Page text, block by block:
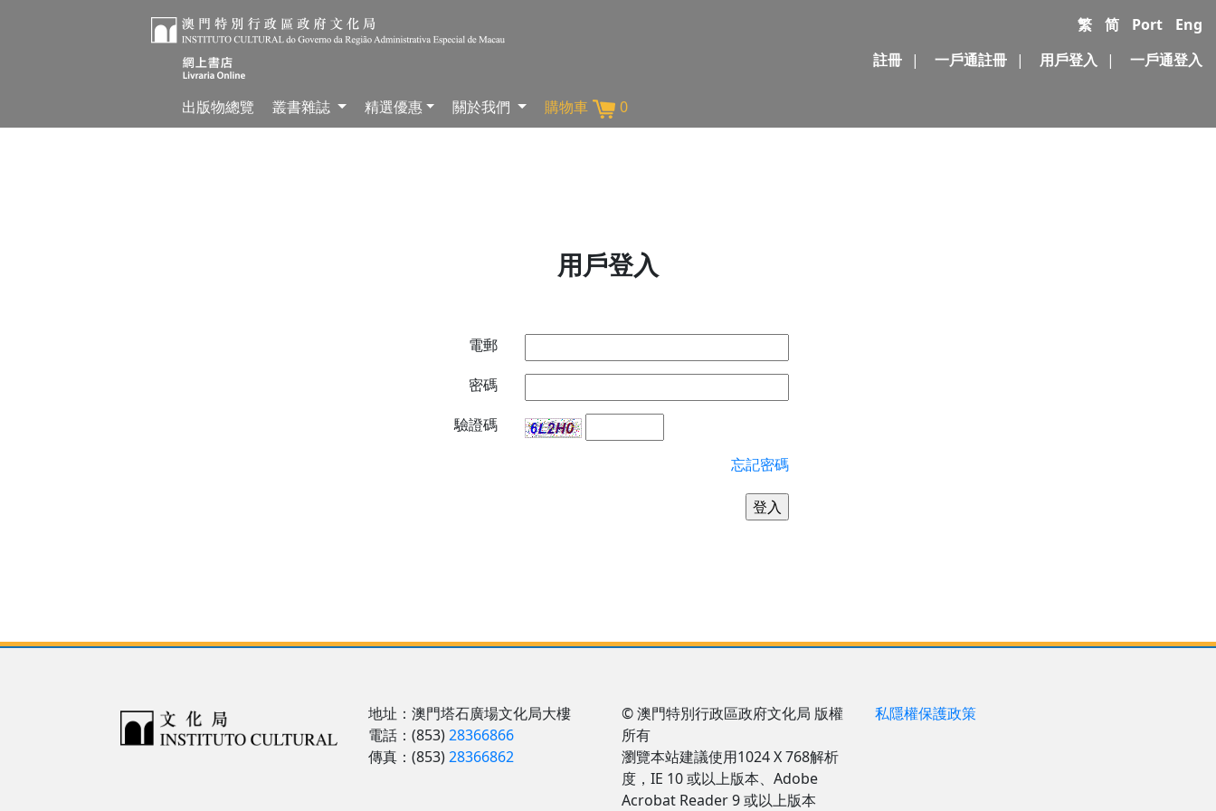
繁 简 Port
Eng
註冊
| 一戶通註冊 | 用戶登入 | 一戶通登入
出版物總覽 叢書雜誌 精選優惠 關於我們 購物車 0
用戶登入
電郵
密碼
驗證碼
忘記密碼
地址：澳門塔石廣場文化局大樓
電話：(853)28366866
傳真：(853)28366862
© 澳門特別行政區政府文化局 版權
所有
瀏覽本站建議使用1024 X 768解析
度，IE 10 或以上版本、Adobe
Acrobat Reader 9 或以上版本
私隱權保護政策